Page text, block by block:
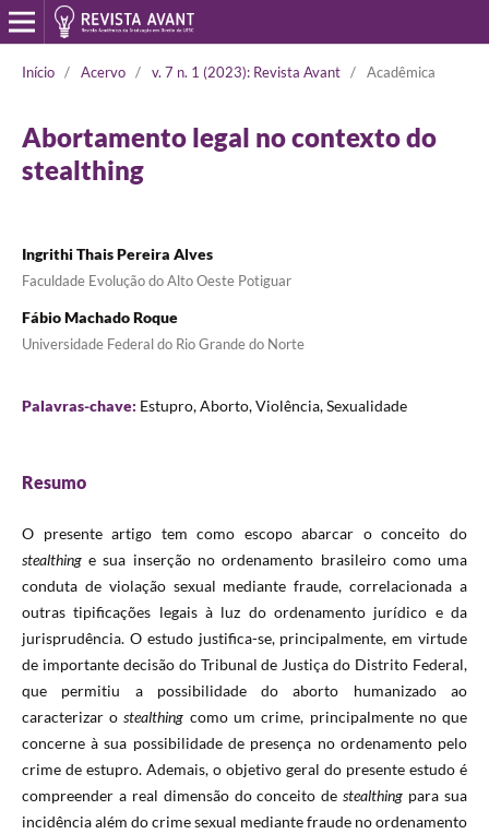
Início / Acervo / v. 7 n. 1 (2023): Revista Avant / Acadêmica
Abortamento legal no contexto do
stealthing
Ingrithi Thais Pereira Alves
Faculdade Evolução do Alto Oeste Potiguar
Fábio Machado Roque
Universidade Federal do Rio Grande do Norte
Palavras-chave: Estupro, Aborto, Violência, Sexualidade
Resumo
O presente artigo tem como escopo abarcar o conceito do
stealthinge sua inserção no ordenamento brasileiro como uma
conduta de violação sexual mediante fraude, correlacionada a
outras tipificações legais à luz do ordenamento jurídico e da
jurisprudência. O estudo justifica-se, principalmente, em virtude
de importante decisão do Tribunal de Justiça do Distrito Federal,
que permitiu a possibilidade do aborto humanizado ao
caracterizar ostealthing como um crime, principalmente no que
concerne à sua possibilidade de presença no ordenamento pelo
crime de estupro. Ademais, o objetivo geral do presente estudo é
compreender a real dimensão do conceito destealthing para sua
incidência além do crime sexual mediante fraude no ordenamento